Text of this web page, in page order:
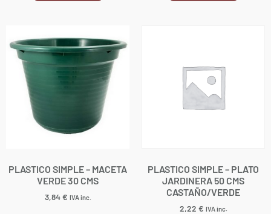
PLASTICO SIMPLE – MACETA
VERDE 30 CMS
3,84€ IVA inc.
PLASTICO SIMPLE – PLATO
JARDINERA 50 CMS
CASTAÑO/VERDE
2,22 € IVA inc.